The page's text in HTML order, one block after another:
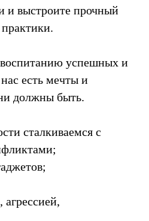
выстроите прочный
успешных и
есть мечты и
должны быть.
сталкиваемся с